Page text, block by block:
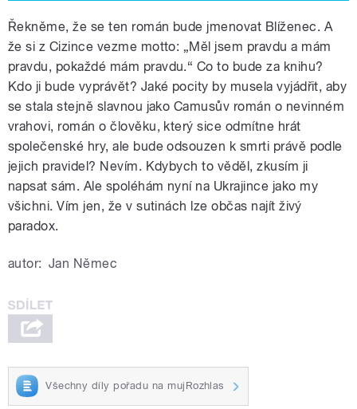
Řekněme, že se ten román bude jmenovat Blíženec. A
že si z Cizince vezme motto: „Měl jsem pravdu a mám
pravdu, pokaždé mám pravdu.“ Co to bude za knihu?
Kdo ji bude vyprávět? Jaké pocity by musela vyjádřit, aby
se stala stejně slavnou jako Camusův román o nevinném
vrahovi, román o člověku, který sice odmítne hrát
společenské hry, ale bude odsouzen k smrti právě podle
jejich pravidel? Nevím. Kdybych to věděl, zkusím ji
napsat sám. Ale spoléhám nyní na Ukrajince jako my
všichni. Vím jen, že v sutinách lze občas najít živý
paradox.
autor: Jan Němec
Všechny díly pořadu na mujRozhlas